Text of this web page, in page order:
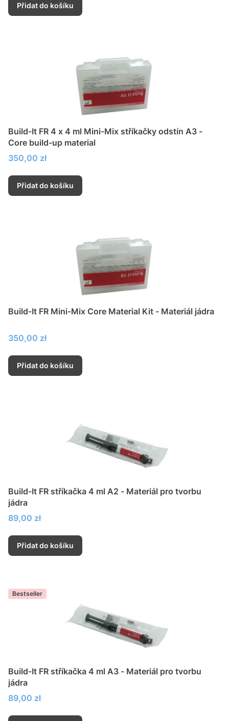
Přidat do košíku
Build-It FR 4 x 4 ml Mini-Mix stříkačky odstín A3 -
Core build-up material
Cena
350,00 zł
Přidat do košíku
Build-It FR Mini-Mix Core Material Kit - Materiál jádra
Cena
350,00 zł
Přidat do košíku
Build-It FR stříkačka 4 ml A2 - Materiál pro tvorbu
jádra
Cena
89,00 zł
Přidat do košíku
Bestseller
Build-It FR stříkačka 4 ml A3 - Materiál pro tvorbu
jádra
Cena
89,00 zł